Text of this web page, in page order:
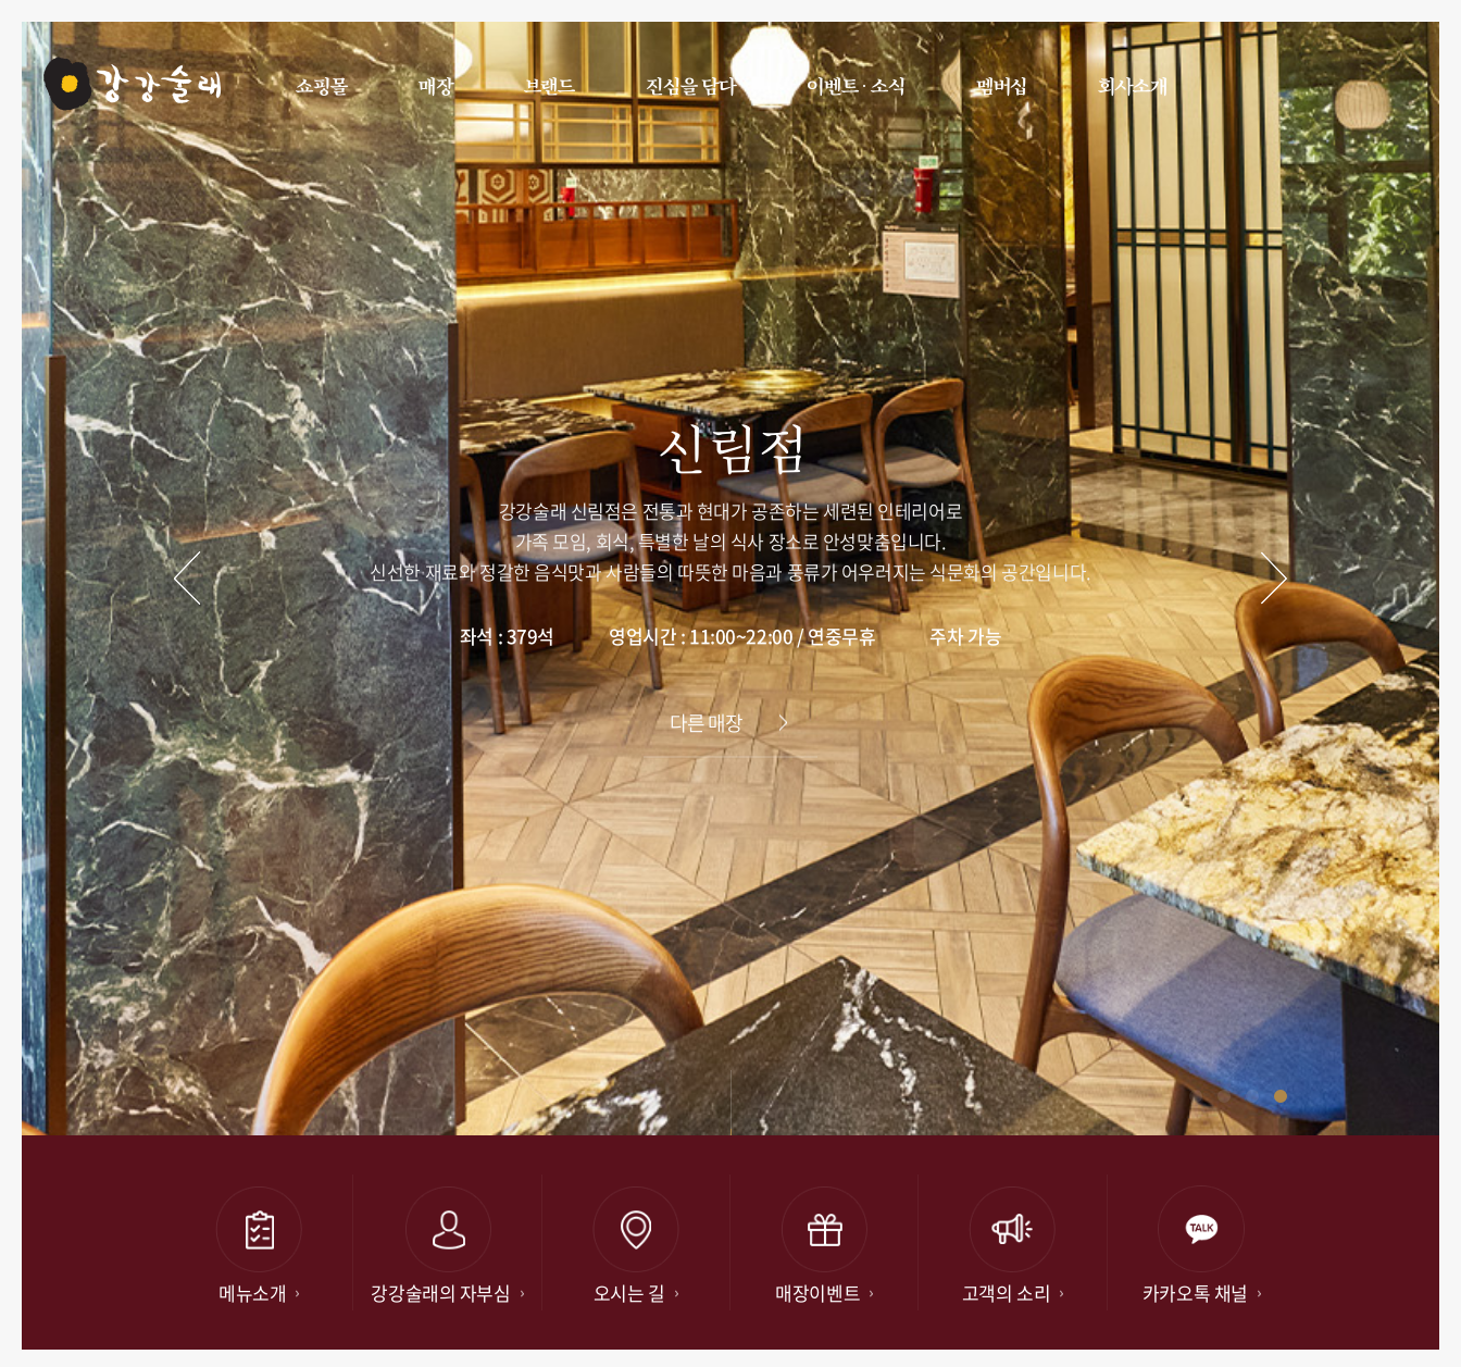
쇼핑몰 매장 브랜드 진심을 담다 이벤트 · 소식 멤버십 회사소개
신림점
강강술래 신림점은 전통과 현대가 공존하는 세련된 인테리어로
가족 모임, 회식, 특별한 날의 식사 장소로 안성맞춤입니다.
신선한 재료와 정갈한 음식맛과 사람들의 따뜻한 마음과 풍류가 어우러지는 식문화의 공간입니다.
좌석 : 379석 영업시간 : 11:00~22:00 / 연중무휴 주차 가능
다른 매장
메뉴소개 강강술래의 자부심 오시는 길 매장이벤트 고객의 소리 카카오톡 채널